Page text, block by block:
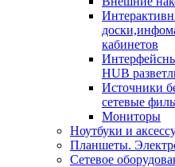
кабинетов
HUB
Источники
сетевые
Мониторы
Ноутбуки и
Планшеты.
Сетевое